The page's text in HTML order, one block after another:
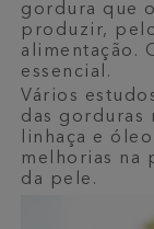
gordura que
produzir,
alimentação.
essencial.
Vários
das gorduras
linhaça e
melhorias na
da pele.